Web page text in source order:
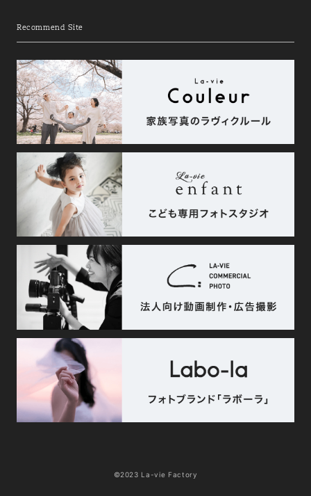
Recommend Site
©2023 La-vie Factory